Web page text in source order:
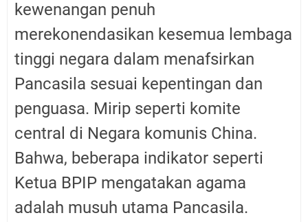
kewenangan penuh
merekonendasikan kesemua lembaga
tinggi negara dalam menafsirkan
Pancasila sesuai kepentingan dan
penguasa. Mirip seperti komite
central di Negara komunis China.
Bahwa, beberapa indikator seperti
Ketua BPIP mengatakan agama
adalah musuh utama Pancasila.